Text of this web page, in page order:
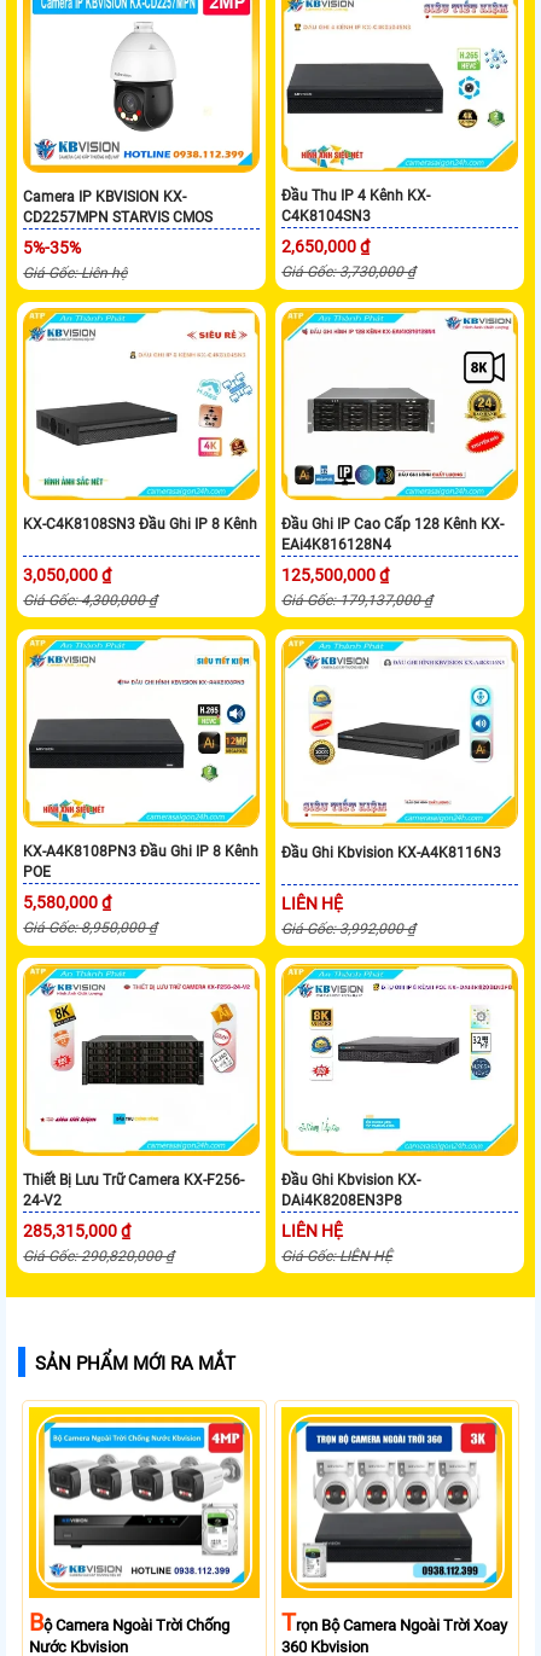
Camera IP KBVISION KX-
CD2257MPN STARVIS CMOS
5%-35%
Giá Gốc: Liên hệ
Đầu Thu IP 4 Kênh KX-
C4K8104SN3
2,650,000 ₫
Giá Gốc: 3,730,000 ₫
KX-C4K8108SN3 Đầu Ghi IP 8 Kênh
3,050,000 ₫
Giá Gốc: 4,300,000 ₫
Đầu Ghi IP Cao Cấp 128 Kênh KX-
EAi4K816128N4
125,500,000 ₫
Giá Gốc: 179,137,000 ₫
KX-A4K8108PN3 Đầu Ghi IP 8 Kênh
POE
5,580,000 ₫
Giá Gốc: 8,950,000 ₫
Đầu Ghi Kbvision KX-A4K8116N3
LIÊN HỆ
Giá Gốc: 3,992,000 ₫
Thiết Bị Lưu Trữ Camera KX-F256-
24-V2
285,315,000 ₫
Giá Gốc: 290,820,000 ₫
Đầu Ghi Kbvision KX-
DAi4K8208EN3P8
LIÊN HỆ
Giá Gốc: LIÊN HỆ
SẢN PHẨM MỚI RA MẮT
BỘ Camera Ngoài Trời Chống
Nước Kbvision
TRọn Bộ Camera Ngoài Trời Xoay
360 Kbvision